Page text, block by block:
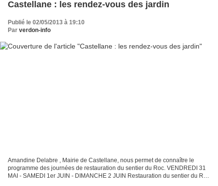
Castellane : les rendez-vous des jardin
Publié le 02/05/2013 à 19:10
Par verdon-info
Amandine Delabre , Mairie de Castellane, nous permet de connaître le
programme des journées de restauration du sentier du Roc. VENDREDI 31
MAI - SAMEDI 1er JUIN - DIMANCHE 2 JUIN Restauration du sentier du Roc